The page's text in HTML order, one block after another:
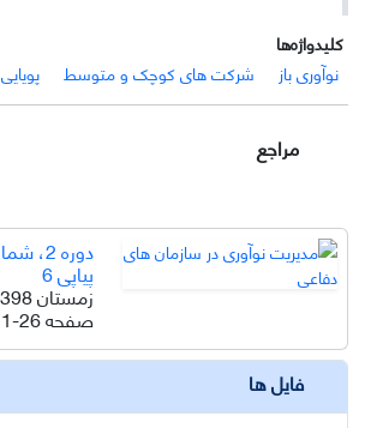
کلیدواژه‌ها
نوآوری باز
شرکت های کوچک و متوسط
مراجع
پیاپی 6
زمستان 1398
صفحه1-26
فایل ها